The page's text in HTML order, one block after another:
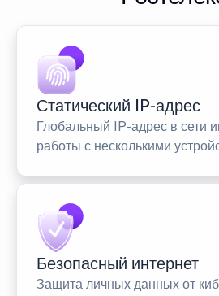
Статический IP-адрес
Глобальный IP-адрес в сети
работы с несколькими
Безопасный интернет
Защита личных данных от